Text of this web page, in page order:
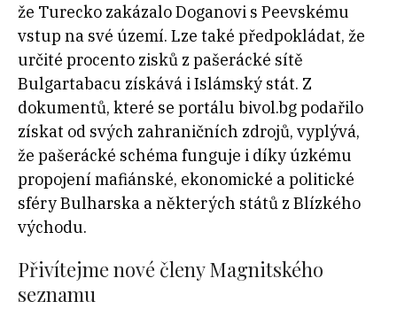
že Turecko zakázalo Doganovi s Peevskému
vstup na své území. Lze také předpokládat, že
určité procento zisků z pašerácké sítě
Bulgartabacu získává i Islámský stát. Z
dokumentů, které se portálu bivol.bg podařilo
získat od svých zahraničních zdrojů, vyplývá,
že pašerácké schéma funguje i díky úzkému
propojení mafiánské, ekonomické a politické
sféry Bulharska a některých států z Blízkého
východu.
Přivítejme nové členy Magnitského
seznamu